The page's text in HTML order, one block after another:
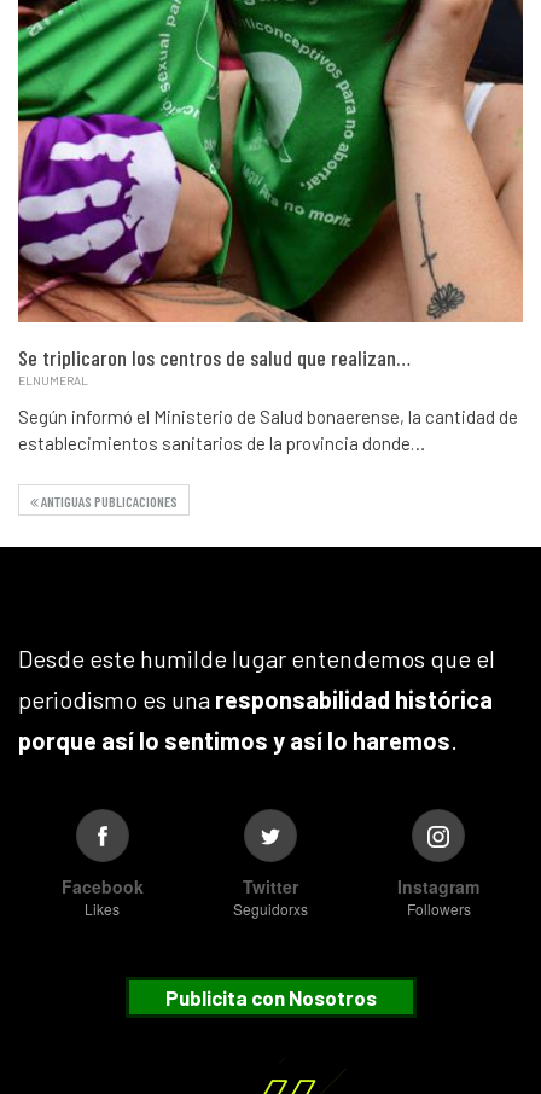
Se triplicaron los centros de salud que realizan…
ELNUMERAL
Según informó el Ministerio de Salud bonaerense, la cantidad de
establecimientos sanitarios de la provincia donde…
ANTIGUAS PUBLICACIONES
Desde este humilde lugar entendemos que el
periodismo es una responsabilidad histórica
porque así lo sentimos y así lo haremos.
Facebook
Likes
Twitter
Seguidorxs
Instagram
Followers
Publicita con Nosotros